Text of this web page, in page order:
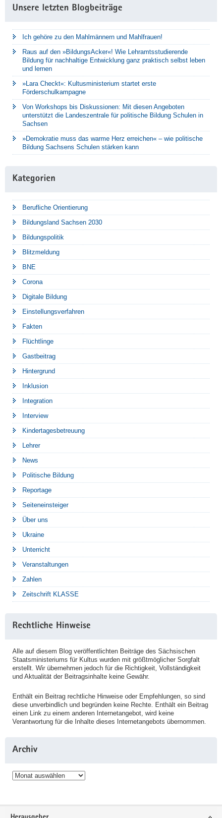
Unsere letzten Blogbeiträge
Ich gehöre zu den Mahlmännern und Mahlfrauen!
Raus auf den »BildungsAcker«! Wie Lehramtsstudierende
Bildung für nachhaltige Entwicklung ganz praktisch selbst leben
und lernen
»Lara Checkt«: Kultusministerium startet erste
Förderschulkampagne
Von Workshops bis Diskussionen: Mit diesen Angeboten
unterstützt die Landeszentrale für politische Bildung Schulen in
Sachsen
»Demokratie muss das warme Herz erreichen« – wie politische
Bildung Sachsens Schulen stärken kann
Kategorien
Berufliche Orientierung
Bildungsland Sachsen 2030
Bildungspolitik
Blitzmeldung
BNE
Corona
Digitale Bildung
Einstellungsverfahren
Fakten
Flüchtlinge
Gastbeitrag
Hintergrund
Inklusion
Integration
Interview
Kindertagesbetreuung
Lehrer
News
Politische Bildung
Reportage
Seiteneinsteiger
Über uns
Ukraine
Unterricht
Veranstaltungen
Zahlen
Zeitschrift KLASSE
Rechtliche Hinweise
Alle auf diesem Blog veröffentlichten Beiträge des Sächsischen
Staatsministeriums für Kultus wurden mit größtmöglicher Sorgfalt
erstellt. Wir übernehmen jedoch für die Richtigkeit, Vollständigkeit
und Aktualität der Beitragsinhalte keine Gewähr.
Enthält ein Beitrag rechtliche Hinweise oder Empfehlungen, so sind
diese unverbindlich und begründen keine Rechte. Enthält ein Beitrag
einen Link zu einem anderen Internetangebot, wird keine
Verantwortung für die Inhalte dieses Internetangebots übernommen.
Archiv
Archiv
Service